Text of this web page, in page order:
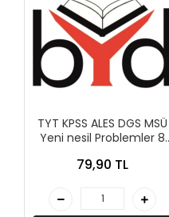
AKIL OYUNLARI +
CEP KİTAPLARI
SÖZLÜK ÇEŞİTLERİ
ATLAS ÇEŞİTLERİ
KUR'AN-I KERİM -
KONUŞMA KLAVUZLARI
TYT KPSS ALES DGS MSÜ
Yeni nesil Problemler 8
Yayıncılık
79,90 TL